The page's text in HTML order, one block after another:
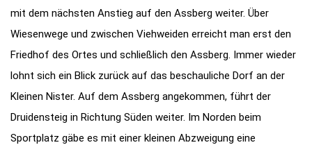
mit dem nächsten Anstieg auf den Assberg weiter. Über
Wiesenwege und zwischen Viehweiden erreicht man erst den
Friedhof des Ortes und schließlich den Assberg. Immer wieder
lohnt sich ein Blick zurück auf das beschauliche Dorf an der
Kleinen Nister. Auf dem Assberg angekommen, führt der
Druidensteig in Richtung Süden weiter. Im Norden beim
Sportplatz gäbe es mit einer kleinen Abzweigung eine